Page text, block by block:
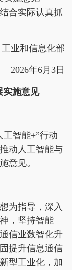
合实际认真抓
工业和信息化部
2026年6月3日
实施意见
工智能+”行动
动人工智能与
意见。
为指导，深入
，坚持智能
信业数智化升
提升信息通信
型工业化，加